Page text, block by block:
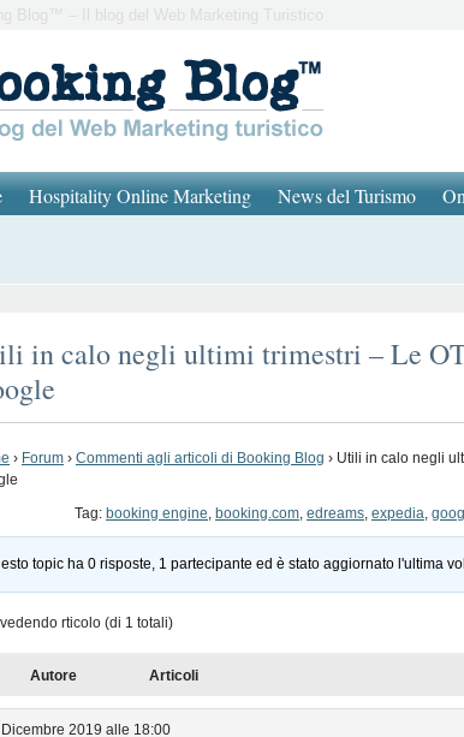
Blog™ – Il blog del Web Marketing Turistico
Hospitality Online Marketing News del Turismo
in calo negli ultimi trimestri – Le
› Forum › Commenti agli articoli di Booking Blog › Utili in calo negli
Tag: booking engine, booking.com, edreams, expedia,
topic ha 0 risposte, 1 partecipante ed è stato aggiornato l'ultima
rticolo (di 1 totali)
Autore Articoli
2019 alle 18:00